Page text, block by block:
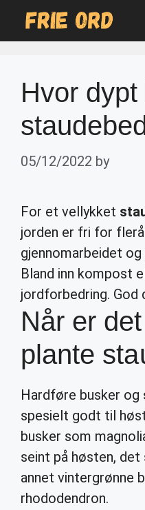
Hvor
05/12/2022 by
For et vellykket
jorden er fri for
gjennomarbeidet
Bland inn kompost
jordforbedring. God
Når er
plante
Hardføre busker og
spesielt godt til
busker som
seint på høsten,
annet vintergrønne
rhododendron.